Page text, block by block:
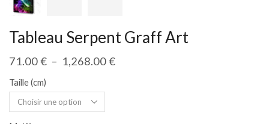
Tableau Serpent Graff Art
71.00€ – 1,268.00€
Taille (cm)